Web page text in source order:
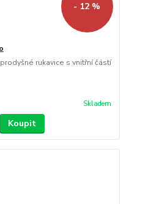
- 12 %
rukavice s vnitřní částí
Skladem
Koupit